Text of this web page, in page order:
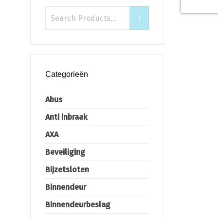
Categorieën
Abus
Anti inbraak
AXA
Beveiliging
Bijzetsloten
Binnendeur
Binnendeurbeslag